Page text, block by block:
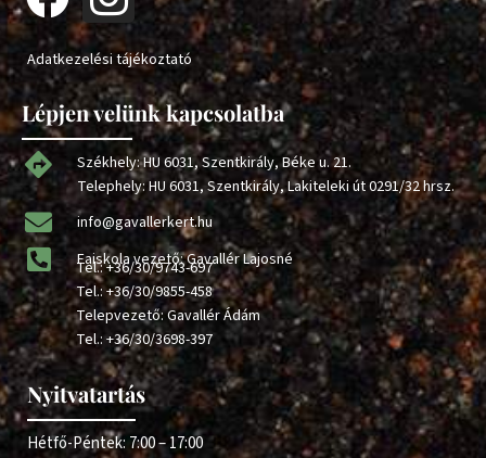
Adatkezelési tájékoztató
Lépjen velünk kapcsolatba
Székhely: HU 6031, Szentkirály, Béke u. 21.
Telephely: HU 6031, Szentkirály, Lakiteleki út 0291/32 hrsz.
info@gavallerkert.hu
Faiskola vezető: Gavallér Lajosné
Tel.:+36/30/9743-697
Tel.:+36/30/9855-458
Telepvezető: Gavallér Ádám
Tel.:+36/30/3698-397
Nyitvatartás
Hétfő-Péntek: 7:00 – 17:00